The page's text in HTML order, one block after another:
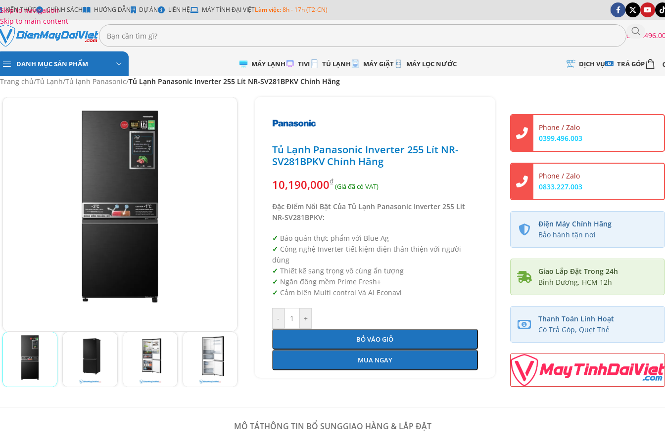
Skip to navigation
Skip to main content
KIẾN THỨC CHÍNH SÁCH HƯỚNG DẪN DỰ ÁN LIÊN HỆ MÁY TÍNH ĐẠI VIỆTLàm việc:8h - 17h (T2-CN)
DANH MỤC SẢN PHẨM MÁY LẠNH TIVI TỦ LẠNH MÁY GIẶT MÁY LỌC NƯỚC DỊCH VỤ TRẢ GÓP
Trang chủ/Tủ Lạnh/Tủ lạnh Panasonic/Tủ Lạnh Panasonic Inverter 255 Lít NR-SV281BPKV Chính Hãng
Tủ Lạnh Panasonic Inverter 255 Lít NR-
SV281BPKV Chính Hãng
10,190,000₫
Đặc Điểm Nổi Bật Của Tủ Lạnh Panasonic Inverter 255 Lít
NR-SV281BPKV:
Bảo quản thực phẩm với Blue Ag
Công nghệ Inverter tiết kiệm điện thân thiện với người
dùng
Thiết kế sang trọng vô cùng ấn tượng
Ngăn đông mềm Prime Fresh+
Cảm biến Multi control Và AI Econavi
- +
BỎ VÀO GIỎ
MUA NGAY
Phone / Zalo
0399.496.003
Phone / Zalo
0833.227.003
Điện Máy Chính Hãng
Bảo hành tận nơi
Giao Lắp Đặt Trong 24h
Bình Dương, HCM 12h
Thanh Toán Linh Hoạt
Có Trả Góp, Quẹt Thẻ
MÔ TẢTHÔNG TIN BỔ SUNGGIAO HÀNG & LẮP ĐẶT